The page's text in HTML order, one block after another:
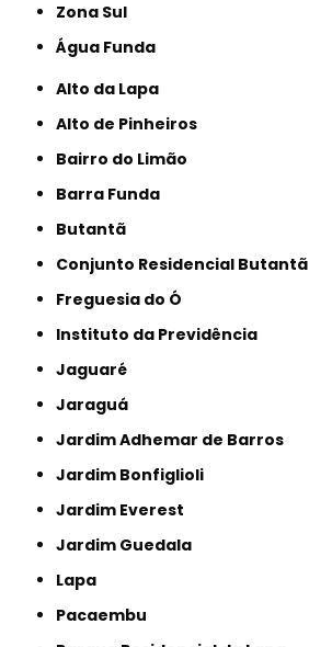
Zona Sul
Água Funda
Alto da Lapa
Alto de Pinheiros
Bairro do Limão
Barra Funda
Butantã
Conjunto Residencial Butantã
Freguesia do Ó
Instituto da Previdência
Jaguaré
Jaraguá
Jardim Adhemar de Barros
Jardim Bonfiglioli
Jardim Everest
Jardim Guedala
Lapa
Pacaembu